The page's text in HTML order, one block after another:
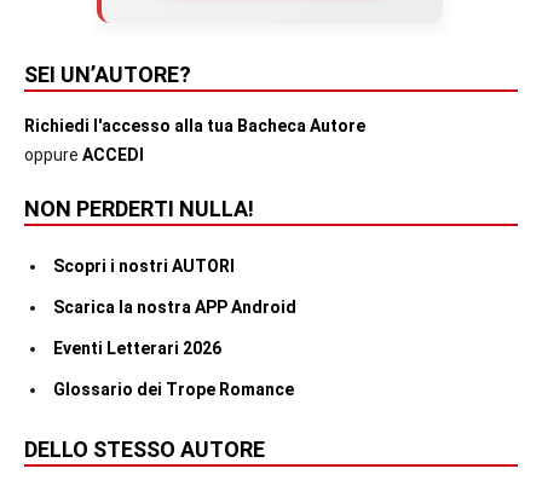
SEI UN’AUTORE?
Richiedi l'accesso alla tua Bacheca Autore
oppure ACCEDI
NON PERDERTI NULLA!
Scopri i nostri AUTORI
Scarica la nostra APP Android
Eventi Letterari 2026
Glossario dei Trope Romance
DELLO STESSO AUTORE